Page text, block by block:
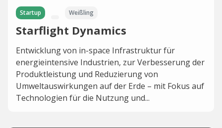
Startup Weißling
Starflight Dynamics
Entwicklung von in-space Infrastruktur für
energieintensive Industrien, zur Verbesserung der
Produktleistung und Reduzierung von
Umweltauswirkungen auf der Erde – mit Fokus auf
Technologien für die Nutzung und...